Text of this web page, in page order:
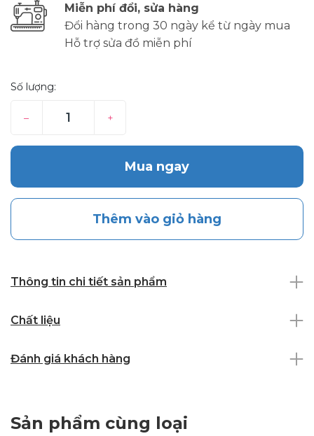
Miễn phí đổi, sửa hàng
Đổi hàng trong 30 ngày kể từ ngày mua
Hỗ trợ sửa đồ miễn phí
Số lượng:
– +
Mua ngay
Thêm vào giỏ hàng
Thông tin chi tiết sản phẩm
Chất liệu
Đánh giá khách hàng
Sản phẩm cùng loại